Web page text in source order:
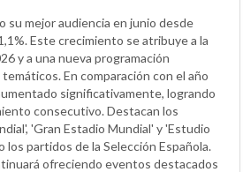
su mejor audiencia en junio desde
Este crecimiento se atribuye a la
y a una nueva programación
En comparación con el año
significativamente, logrando
consecutivo. Destacan los
'Gran Estadio Mundial' y 'Estudio
los partidos de la Selección Española.
ofreciendo eventos destacados